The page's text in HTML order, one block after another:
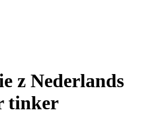
z Nederlands
tinker